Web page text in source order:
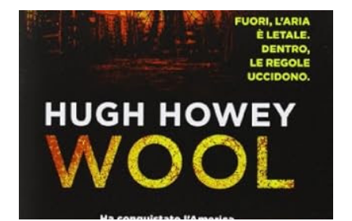
cui si gioca a mini-baseball mia madre voleva che mi facessi
delle amicizie, così mi obbligò a entrare nella squadra dei
Pirati di Orlando. Mi feci degli amici eccome: una masnada di
era inserirmi fra i coetanei. Fu soprattutto perché come
statura sovrastavo tutti gli altri giocatori se quell'anno per
un pelo non entrai nella formazione ufficiale. Qu...